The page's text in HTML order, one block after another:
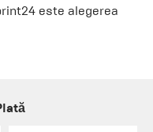
este alegerea